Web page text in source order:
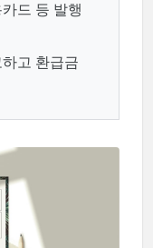
드 등 발행
고 환급금